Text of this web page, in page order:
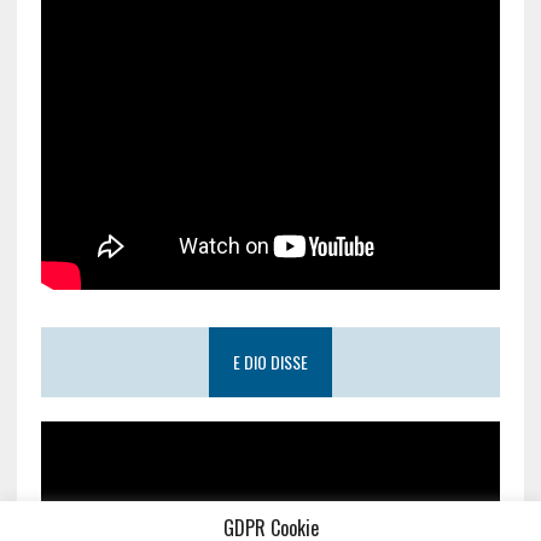
E DIO DISSE
GDPR Cookie